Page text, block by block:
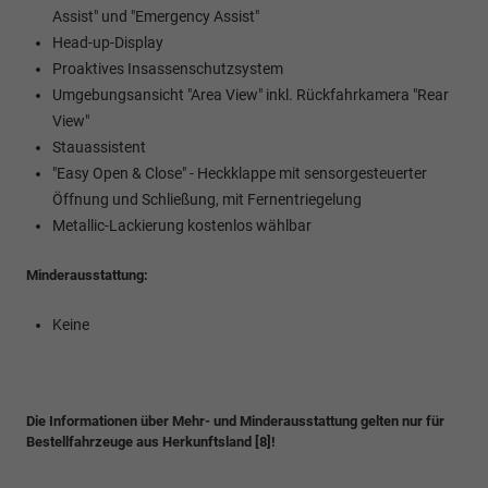
Assist" und "Emergency Assist"
Head-up-Display
Proaktives Insassenschutzsystem
Umgebungsansicht "Area View" inkl. Rückfahrkamera "Rear
View"
Stauassistent
"Easy Open & Close" - Heckklappe mit sensorgesteuerter
Öffnung und Schließung, mit Fernentriegelung
Metallic-Lackierung kostenlos wählbar
Minderausstattung:
Keine
Die Informationen über Mehr- und Minderausstattung gelten nur für
Bestellfahrzeuge aus Herkunftsland [8]!